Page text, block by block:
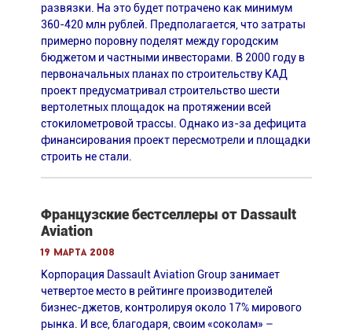
развязки. На это будет потрачено как минимум
360-420 млн рублей. Предполагается, что затраты
примерно поровну поделят между городским
бюджетом и частными инвесторами. В 2000 году в
первоначальных планах по строительству КАД
проект предусматривал строительство шести
вертолетных площадок на протяжении всей
стокилометровой трассы. Однако из-за дефицита
финансирования проект пересмотрели и площадки
строить не стали.
Французские бестселлеры от Dassault
Aviation
19 марта 2008
Корпорация Dassault Aviation Group занимает
четвертое место в рейтинге производителей
бизнес-джетов, контролируя около 17% мирового
рынка. И все, благодаря, своим «соколам» –